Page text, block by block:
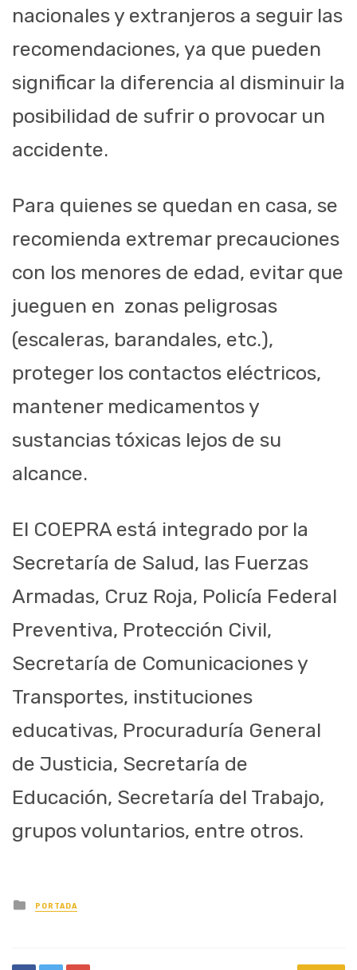
nacionales y extranjeros a seguir las
recomendaciones, ya que pueden
significar la diferencia al disminuir la
posibilidad de sufrir o provocar un
accidente.
Para quienes se quedan en casa, se
recomienda extremar precauciones
con los menores de edad, evitar que
jueguen en zonas peligrosas
(escaleras, barandales, etc.),
proteger los contactos eléctricos,
mantener medicamentos y
sustancias tóxicas lejos de su
alcance.
El COEPRA está integrado por la
Secretaría de Salud, las Fuerzas
Armadas, Cruz Roja, Policía Federal
Preventiva, Protección Civil,
Secretaría de Comunicaciones y
Transportes, instituciones
educativas, Procuraduría General
de Justicia, Secretaría de
Educación, Secretaría del Trabajo,
grupos voluntarios, entre otros.
Posted
in
PORTADA